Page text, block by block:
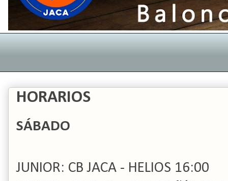
HORARIOS
SÁBADO
JUNIOR: CB JACA - HELIOS 16:00